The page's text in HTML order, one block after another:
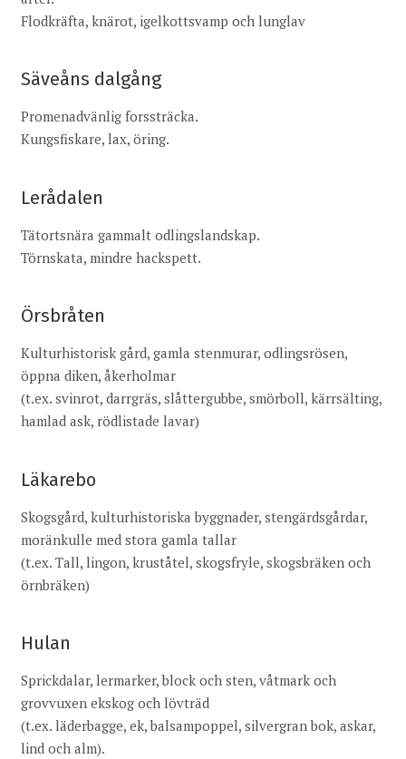
Flodkräfta, knärot, igelkottsvamp och lunglav
Säveåns dalgång
Promenadvänlig forssträcka.
Kungsfiskare, lax, öring.
Lerådalen
Tätortsnära gammalt odlingslandskap.
Törnskata, mindre hackspett.
Örsbråten
Kulturhistorisk gård, gamla stenmurar, odlingsrösen,
öppna diken, åkerholmar
(t.ex. svinrot, darrgräs, slåttergubbe, smörboll, kärrsälting,
hamlad ask, rödlistade lavar)
Läkarebo
Skogsgård, kulturhistoriska byggnader, stengärdsgårdar,
moränkulle med stora gamla tallar
(t.ex. Tall, lingon, kruståtel, skogsfryle, skogsbräken och
örnbräken)
Hulan
Sprickdalar, lermarker, block och sten, våtmark och
grovvuxen ekskog och lövträd
(t.ex. läderbagge, ek, balsampoppel, silvergran bok, askar,
lind och alm).